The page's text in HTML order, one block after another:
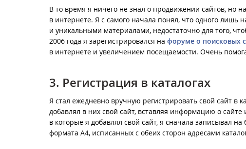
В то время я ничего не знал о продвижении сайтов, но
в интернете. Я с самого начала понял, что одного лишь
и уникальными материалами, недостаточно для того,
2006 года я зарегистрировался на форуме о поисковых
в интернете и увеличением посещаемости. Очень
3. Регистрация в каталогах
Я стал ежедневно вручную регистрировать свой сайт в
добавлял в них свой сайт, вставляя информацию о сайте
в которые я добавлял свой сайт, я сначала записывал
формата A4, исписанных с обеих сторон адресами